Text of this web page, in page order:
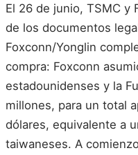
El 26 de junio, TSMC y
de los documentos
Foxconn/Yonglin
compra: Foxconn
estadounidenses y la
millones, para un total
dólares, equivalente a
taiwaneses. A